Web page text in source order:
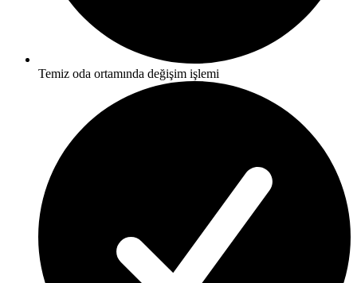
Temiz oda ortamında değişim işlemi